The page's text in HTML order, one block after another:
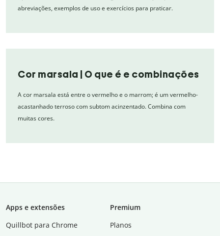
abreviações, exemplos de uso e exercícios para praticar.
Cor marsala | O que é e combinações
A cor marsala está entre o vermelho e o marrom; é um vermelho-
acastanhado terroso com subtom acinzentado. Combina com
muitas cores.
Apps e extensões
Quillbot para Chrome
Premium
Planos